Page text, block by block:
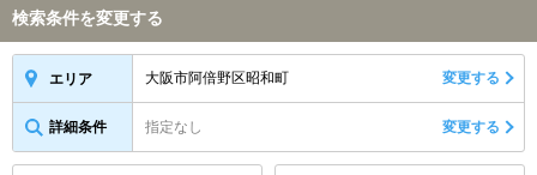
検索条件を変更する
エリア 大阪市阿倍野区昭和町 変更する
詳細条件 指定なし 変更する